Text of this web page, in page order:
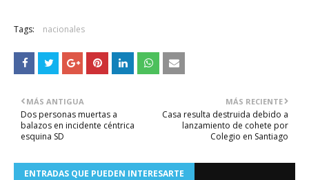
Tags: nacionales
MÁS RECIENTE
Casa resulta destruida debido a
lanzamiento de cohete por
Colegio en Santiago
MÁS ANTIGUA
Dos personas muertas a
balazos en incidente céntrica
esquina SD
ENTRADAS QUE PUEDEN INTERESARTE